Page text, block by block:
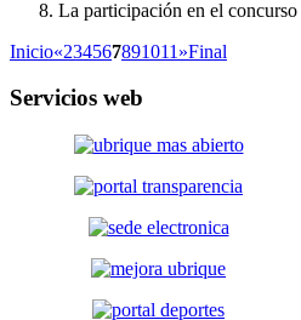
La participación en el
Inicio«234567891011 »Final
Servicios web